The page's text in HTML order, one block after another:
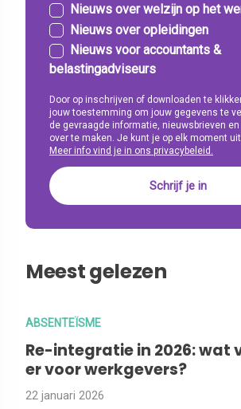
Nieuws over welzijn op het
Nieuws over opleidingen
Nieuws voor accountants &
belastingadviseurs
Door op inschrijven of downloaden te
jouw toestemming om jouw gegevens te
de gevraagde informatie, nieuwsbrieven
over te maken. Je kunt je op elk moment
Meer info vind je in ons privacybeleid.
Meest gelezen
ABSENTEÏSME
Re-integratie in 2026: wat
er voor werkgevers?
22 januari 2026